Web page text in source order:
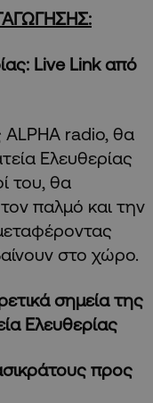
Live Link από
radio, θα
Ελευθερίας
του, θα
παλμό και την
στο χώρο.
σημεία της
Ελευθερίας
προς